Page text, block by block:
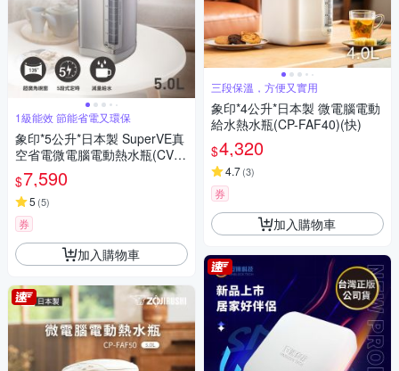
1級能效 節能省電又環保
象印*5公升*日本製 SuperVE真
空省電微電腦電動熱水瓶(CV-D
SF50)(快)
$7,590
5 (5)
券
加入購物車
三段保溫，方便又實用
象印*4公升*日本製 微電腦電動
給水熱水瓶(CP-FAF40)(快)
$4,320
4.7(3)
券
加入購物車